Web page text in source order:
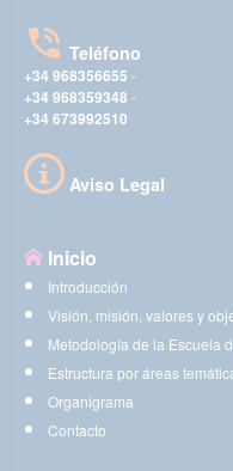
Teléfono
+34 968356655 -
+34 968359348 -
+34 673992510
Aviso Legal
Inicio
Introducción
Visión, misión, valores y
Metodología de la Escuela
Estructura por áreas
Organigrama
Contacto